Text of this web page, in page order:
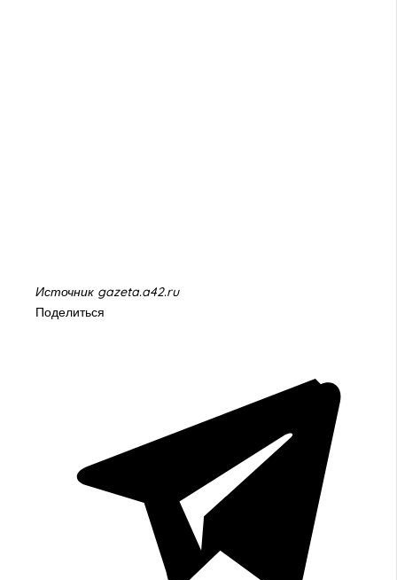
Источник gazeta.a42.ru
Поделиться